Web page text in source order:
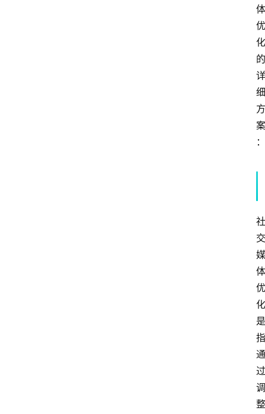
体
优
化
的
详
细
方
案
：
社
交
媒
体
优
化
是
指
通
过
调
整